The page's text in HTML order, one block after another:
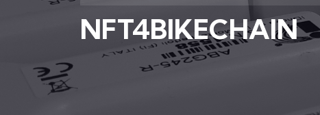
NFT4BIKECHAIN